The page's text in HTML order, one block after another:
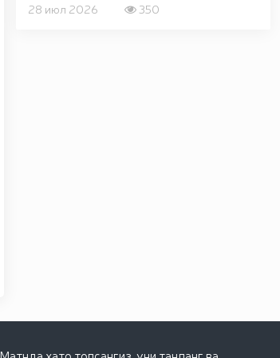
28 июл 2026 350